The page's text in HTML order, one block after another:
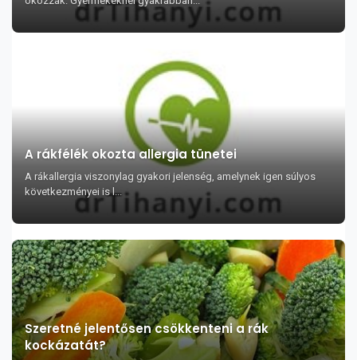
A rákfélék okozta allergia tünetei
A rákallergia viszonylag gyakori jelenség, amelynek igen súlyos
következményei is l...
Szeretné jelentősen csökkenteni a rák
kockázatát?